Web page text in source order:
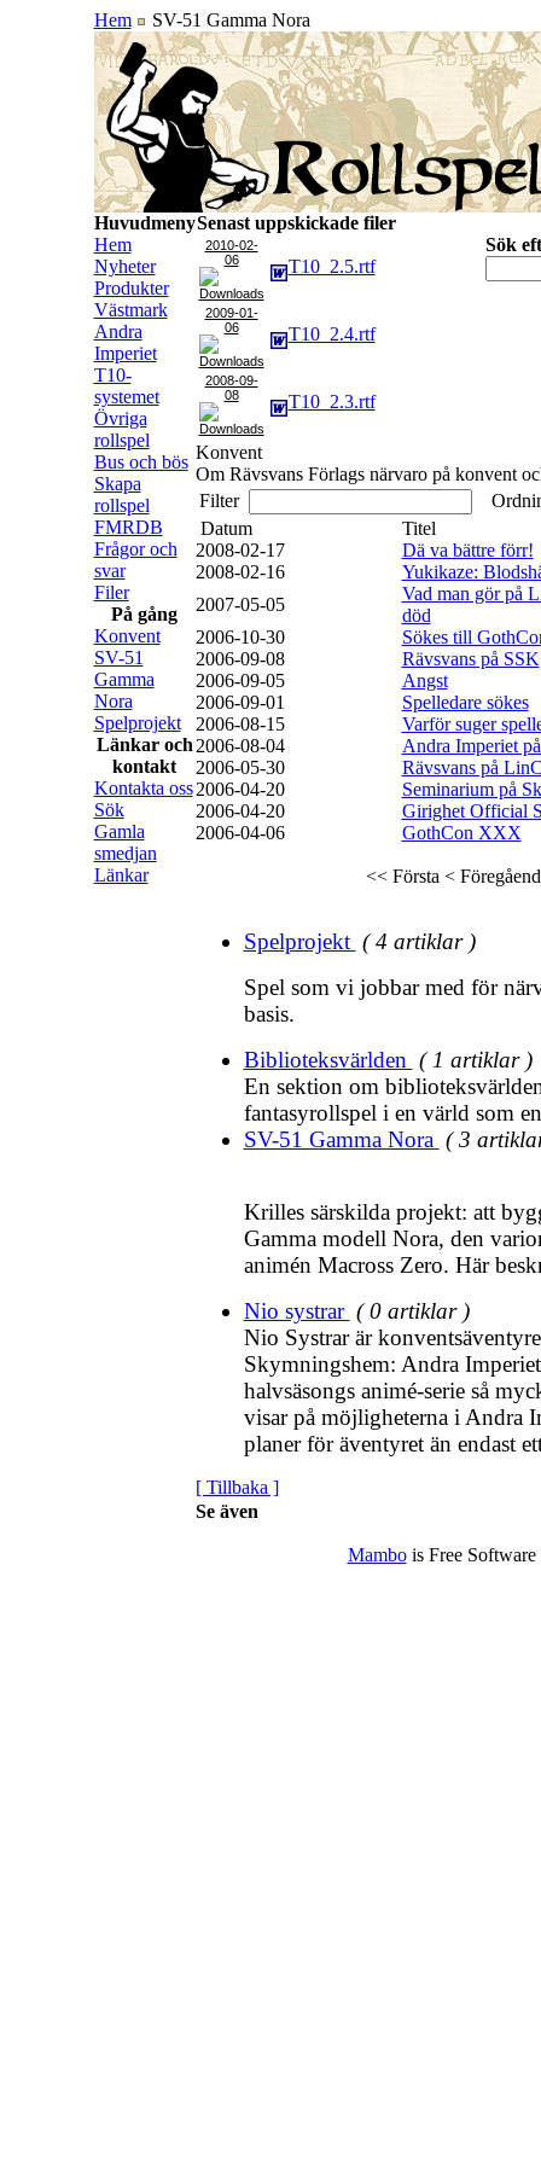
Hem SV-51 Gamma Nora
Huvudmeny
Hem
Nyheter
Produkter
Västmark
Andra
Imperiet
T10-
systemet
Övriga
rollspel
Bus och bös
Skapa
rollspel
FMRDB
Frågor och
svar
Filer
På gång
Konvent
SV-51
Gamma
Nora
Spelprojekt
Länkar och
kontakt
Kontakta oss
Sök
Gamla
smedjan
Länkar
Senast uppskickade filer
2010-02-
06
T10_2.5.rtf
2009-01-
06
T10_2.4.rtf
2008-09-
08
T10_2.3.rtf
Sök
Konvent
Om Rävsvans Förlags närvaro på konvent
Filter
Datum
Titel
2008-02-17
Dä va bättre förr!
2008-02-16
Yukikaze:
2007-05-05
Vad man gör på
död
2006-10-30
Sökes till
2006-09-08
Rävsvans på SSK
2006-09-05
Angst
2006-09-01
Spelledare sökes
2006-08-15
Varför suger
2006-08-04
Andra Imperiet
2006-05-30
Rävsvans på
2006-04-20
Seminarium på
2006-04-20
Girighet Official
2006-04-06
GothCon XXX
<< Första <
Spelprojekt ( 4 artiklar )
Spel som vi jobbar med för
basis.
Biblioteksvärlden ( 1 artiklar )
En sektion om
fantasyrollspel i en värld som
SV-51 Gamma Nora ( 3
Krilles särskilda projekt: att
Gamma modell Nora, den
animén Macross Zero. Här
Nio systrar ( 0 artiklar )
Nio Systrar är
Skymningshem: Andra
halvsäsongs animé-serie så
visar på möjligheterna i Andra
planer för äventyret än endast
[ Tillbaka ]
Se även
Mambois Free Software